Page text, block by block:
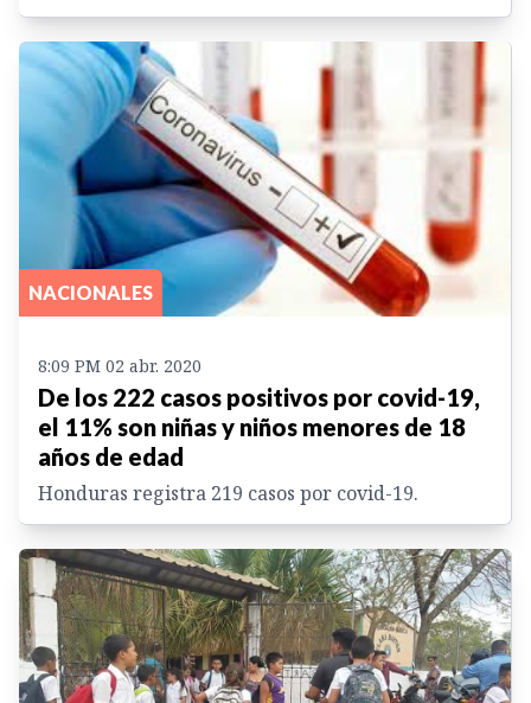
NACIONALES
8:09 PM 02 abr. 2020
De los 222 casos positivos por covid-19,
el 11% son niñas y niños menores de 18
años de edad
Honduras registra 219 casos por covid-19.